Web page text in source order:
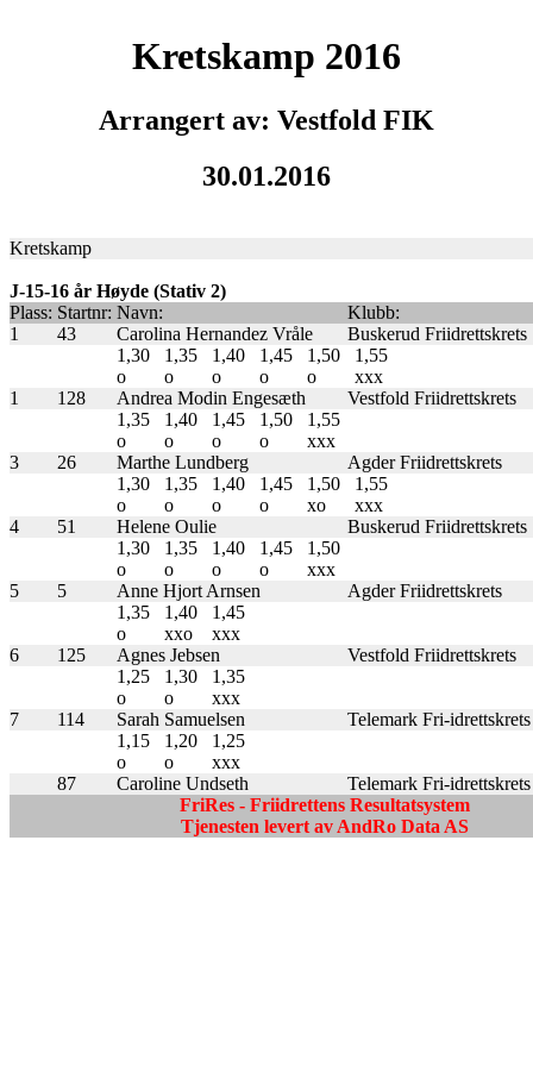
Kretskamp 2016
Arrangert av: Vestfold FIK
30.01.2016
Kretskamp
J-15-16 år Høyde (Stativ 2)
Plass: Startnr: Navn:
Klubb:
1
43 Carolina Hernandez Vråle
Buskerud Friidrettskrets
1,30
o
1,35
o
1,40
o
1,45
o
1,50
o
1,55
xxx
1
128 Andrea Modin Engesæth
Vestfold Friidrettskrets
1,35
o
1,40
o
1,45
o
1,50
o
1,55
xxx
3
26 Marthe Lundberg
Agder Friidrettskrets
1,30
o
1,35
o
1,40
o
1,45
o
1,50
xo
1,55
xxx
4
51 Helene Oulie
Buskerud Friidrettskrets
1,30
o
1,35
o
1,40
o
1,45
o
1,50
xxx
5
5 Anne Hjort Arnsen
Agder Friidrettskrets
1,35
o
1,40
xxo
1,45
xxx
6
125 Agnes Jebsen
Vestfold Friidrettskrets
1,25
o
1,30
o
1,35
xxx
7
114 Sarah Samuelsen
Telemark Fri-idrettskrets
1,15
o
1,20
o
1,25
xxx
87
Caroline Undseth
Telemark Fri-idrettskrets
FriRes - Friidrettens Resultatsystem
Tjenesten levert av AndRo Data AS